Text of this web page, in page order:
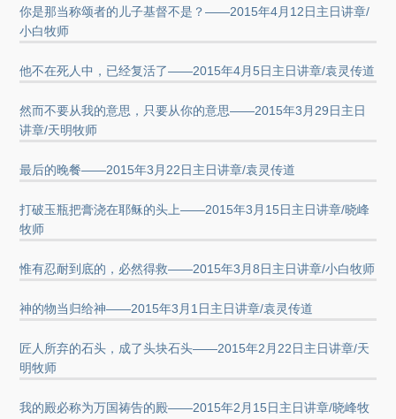
你是那当称颂者的儿子基督不是？——2015年4月12日主日讲章/
小白牧师
他不在死人中，已经复活了——2015年4月5日主日讲章/袁灵传道
然而不要从我的意思，只要从你的意思——2015年3月29日主日
讲章/天明牧师
最后的晚餐——2015年3月22日主日讲章/袁灵传道
打破玉瓶把膏浇在耶稣的头上——2015年3月15日主日讲章/晓峰
牧师
惟有忍耐到底的，必然得救——2015年3月8日主日讲章/小白牧师
神的物当归给神——2015年3月1日主日讲章/袁灵传道
匠人所弃的石头，成了头块石头——2015年2月22日主日讲章/天
明牧师
我的殿必称为万国祷告的殿——2015年2月15日主日讲章/晓峰牧